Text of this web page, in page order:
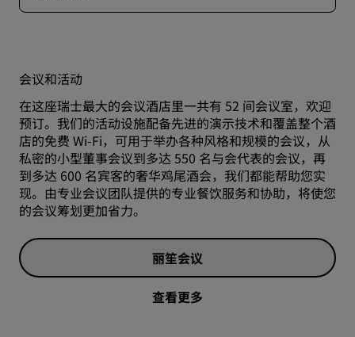
会议和活动
在这座瑞士最大的会议酒店里一共有 52 间会议室，欢迎
预订。我们的活动设施配备先进的演示技术和覆盖整个酒
店的免费 Wi-Fi，可用于举办各种风格和规模的会议，从
私密的小型董事会议到多达 550 名与会代表的会议，再
到多达 600 名宾客的奢华鸡尾酒会，我们都能帮助您实
现。由专业会议团队提供的专业餐饮服务和协助，将使您
的会议筹划更加省力。
丽笙会议
查看更多